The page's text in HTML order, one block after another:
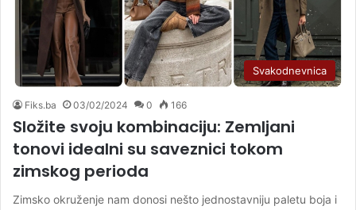
Svakodnevnica
Fiks.ba 03/02/2024 0 166
Složite svoju kombinaciju: Zemljani
tonovi idealni su saveznici tokom
zimskog perioda
Zimsko okruženje nam donosi nešto jednostavniju paletu boja i